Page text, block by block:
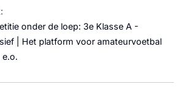
onder de loep: 3e Klasse A -
| Het platform voor amateurvoetbal
e.o.